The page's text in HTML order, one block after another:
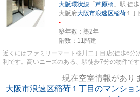
大阪環状線 「 芦原橋 」駅 徒
大阪府大阪市浪速区稲荷 １丁
-
築年数：築2年
階数：11階建
近くにはファミリーマート桜川二丁目店(徒歩6分
利です。高いニーズのある、駅徒歩7分の物件で
現在空室情報があり
大阪市浪速区稲荷１丁目のマンショ